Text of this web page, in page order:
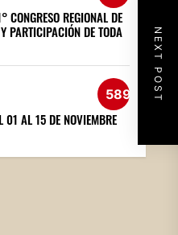
NEXT POST
CONGRESO REGIONAL DE
PARTICIPACIÓN DE TODA
589
01 AL 15 DE NOVIEMBRE